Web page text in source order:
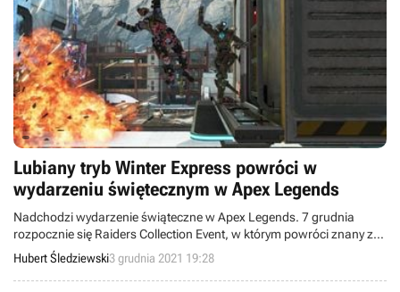
Lubiany tryb Winter Express powróci w
wydarzeniu świętecznym w Apex Legends
Nadchodzi wydarzenie świąteczne w Apex Legends. 7 grudnia
rozpocznie się Raiders Collection Event, w którym powróci znany z
poprzednich lat tryb Winter Express. Nie zabraknie również
unikalnych elementów kosmetycznych do zdobycia.
Hubert Śledziewski3 grudnia 2021 19:28